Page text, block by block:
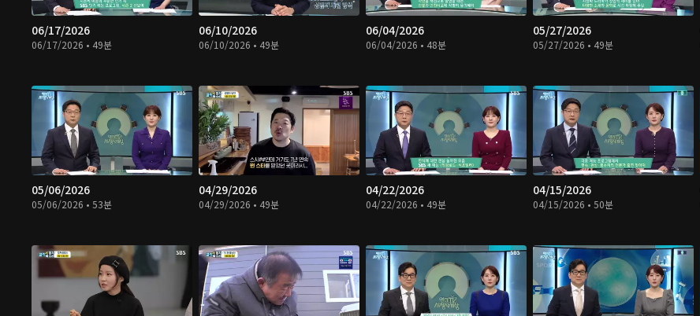
06/17/2026
06/17/2026 • 49분
06/10/2026
06/10/2026 • 49분
06/04/2026
06/04/2026 • 48분
05/27/2026
05/27/2026 • 49분
05/06/2026
05/06/2026 • 53분
04/29/2026
04/29/2026 • 49분
04/22/2026
04/22/2026 • 49분
04/15/2026
04/15/2026 • 50분